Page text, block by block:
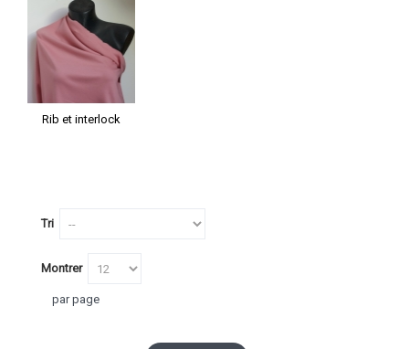
Rib et interlock
Tri
Montrer
par page